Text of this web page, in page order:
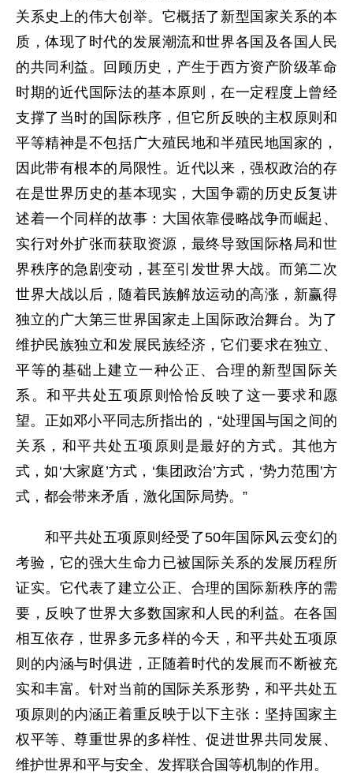
关系史上的伟大创举。它概括了新型国家关系的本
质，体现了时代的发展潮流和世界各国及各国人民
的共同利益。回顾历史，产生于西方资产阶级革命
时期的近代国际法的基本原则，在一定程度上曾经
支撑了当时的国际秩序，但它所反映的主权原则和
平等精神是不包括广大殖民地和半殖民地国家的，
因此带有根本的局限性。近代以来，强权政治的存
在是世界历史的基本现实，大国争霸的历史反复讲
述着一个同样的故事：大国依靠侵略战争而崛起、
实行对外扩张而获取资源，最终导致国际格局和世
界秩序的急剧变动，甚至引发世界大战。而第二次
世界大战以后，随着民族解放运动的高涨，新赢得
独立的广大第三世界国家走上国际政治舞台。为了
维护民族独立和发展民族经济，它们要求在独立、
平等的基础上建立一种公正、合理的新型国际关
系。和平共处五项原则恰恰反映了这一要求和愿
望。正如邓小平同志所指出的，“处理国与国之间的
关系，和平共处五项原则是最好的方式。其他方
式，如‘大家庭’方式，‘集团政治’方式，‘势力范围’方
式，都会带来矛盾，激化国际局势。”
和平共处五项原则经受了50年国际风云变幻的
考验，它的强大生命力已被国际关系的发展历程所
证实。它代表了建立公正、合理的国际新秩序的需
要，反映了世界大多数国家和人民的利益。在各国
相互依存，世界多元多样的今天，和平共处五项原
则的内涵与时俱进，正随着时代的发展而不断被充
实和丰富。针对当前的国际关系形势，和平共处五
项原则的内涵正着重反映于以下主张：坚持国家主
权平等、尊重世界的多样性、促进世界共同发展、
维护世界和平与安全、发挥联合国等机制的作用。